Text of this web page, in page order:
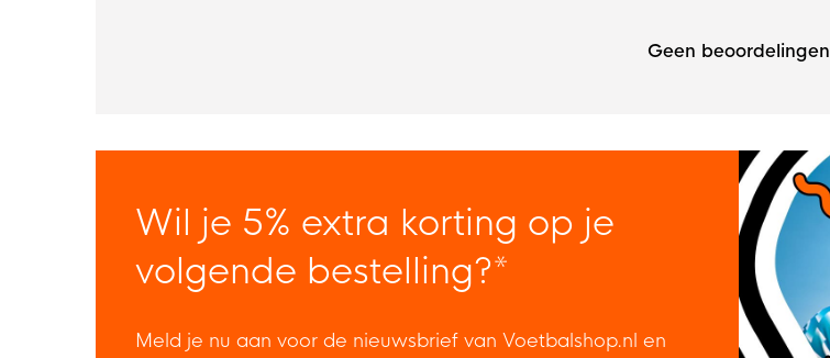
Geen beoordelingen
Wil je 5% extra korting op je
volgende bestelling?*
Meld je nu aan voor de nieuwsbrief van Voetbalshop.nl en